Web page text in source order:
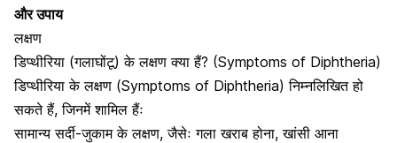
और उपाय
लक्षण
डिप्थीरिया (गलाघोंटू) के लक्षण क्या हैं? (Symptoms of Diphtheria)
डिप्थीरिया के लक्षण (Symptoms of Diphtheria) निम्नलिखित हो
सकते हैं, जिनमें शामिल हैंः
सामान्यसर्दी-जुकाम के लक्षण, जैसेः गला खराब होना, खांसी आना